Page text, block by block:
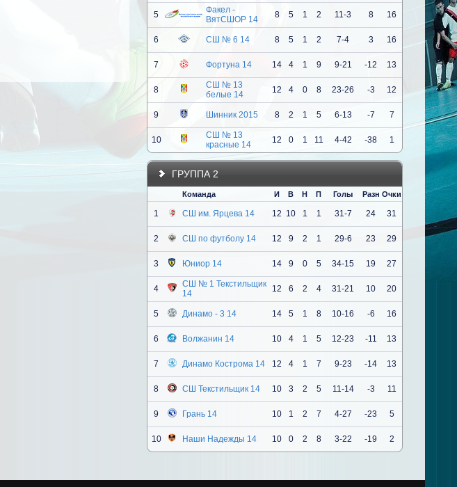
5
Факел -
ВятСШОР 14
8 5 1 2 11-3 8 16
6 СШ № 6 14 8 5 1 2 7-4 3 16
7 Фортуна 14 14 4 1 9 9-21 -12 13
8
СШ № 13
белые 14
12 4 0 8 23-26 -3 12
9 Шинник 2015 8 2 1 5 6-13 -7 7
10
СШ № 13
красные 14
12 0 1 11 4-42 -38 1
ГРУППА 2
Команда И В Н П Голы Разн Очки
1 СШ им. Ярцева 14 12 10 1 1 31-7 24 31
2 СШ по футболу 14 12 9 2 1 29-6 23 29
3 Юниор 14 14 9 0 5 34-15 19 27
4
СШ № 1 Текстильщик
14
12 6 2 4 31-21 10 20
5 Динамо - 3 14 14 5 1 8 10-16 -6 16
6 Волжанин 14 10 4 1 5 12-23 -11 13
7 Динамо Кострома 14 12 4 1 7 9-23 -14 13
8 СШ Текстильщик 14 10 3 2 5 11-14 -3 11
9 Грань 14 10 1 2 7 4-27 -23 5
10 Наши Надежды 14 10 0 2 8 3-22 -19 2